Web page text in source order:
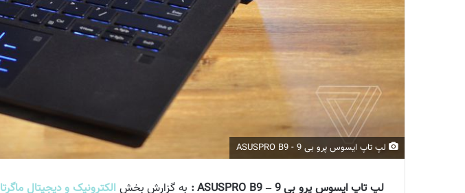
لپ تاپ ایسوس پرو بی 9 - ASUSPRO B9
لپ تاپ ایسوس پرو بی 9 – ASUSPRO B9 : به گزارش بخش الکترونیک و دیجیتال ماگرتا